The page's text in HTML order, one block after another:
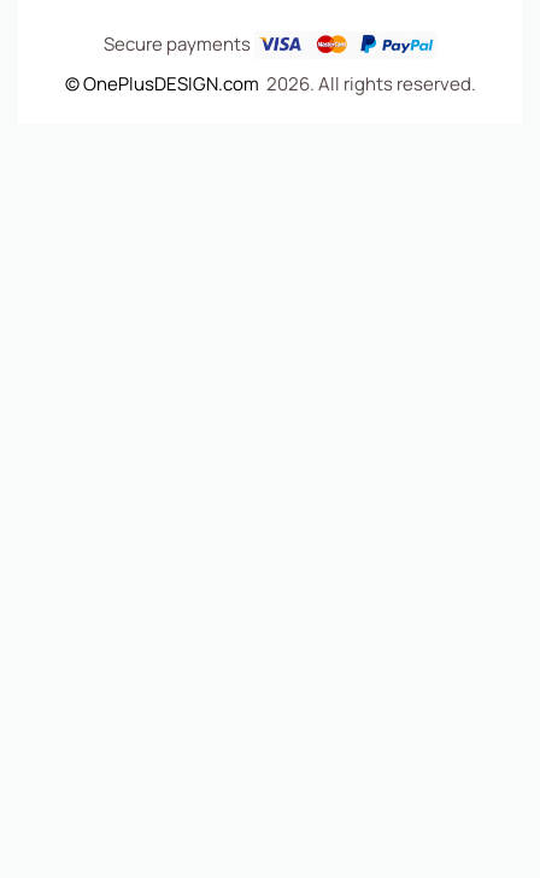
Secure payments
© OnePlusDESIGN.com 2026. All rights reserved.